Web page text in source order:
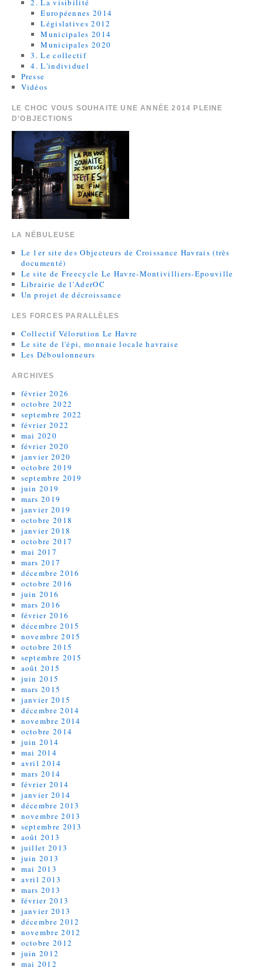
2. La visibilité
Européennes 2014
Législatives 2012
Municipales 2014
Municipales 2020
3. Le collectif
4. L'individuel
Presse
Vidéos
LE CHOC VOUS SOUHAITE UNE ANNÉE 2014 PLEINE
D’OBJECTIONS
LA NÉBULEUSE
Le 1er site des Objecteurs de Croissance Havrais (très
documenté)
Le site de Freecycle Le Havre-Montivilliers-Epouville
Librairie de l'AderOC
Un projet de décroissance
LES FORCES PARALLÈLES
Collectif Vélorution Le Havre
Le site de l'épi, monnaie locale havraise
Les Déboulonneurs
ARCHIVES
février 2026
octobre 2022
septembre 2022
février 2022
mai 2020
février 2020
janvier 2020
octobre 2019
septembre 2019
juin 2019
mars 2019
janvier 2019
octobre 2018
janvier 2018
octobre 2017
mai 2017
mars 2017
décembre 2016
octobre 2016
juin 2016
mars 2016
février 2016
décembre 2015
novembre 2015
octobre 2015
septembre 2015
août 2015
juin 2015
mars 2015
janvier 2015
décembre 2014
novembre 2014
octobre 2014
juin 2014
mai 2014
avril 2014
mars 2014
février 2014
janvier 2014
décembre 2013
novembre 2013
septembre 2013
août 2013
juillet 2013
juin 2013
mai 2013
avril 2013
mars 2013
février 2013
janvier 2013
décembre 2012
novembre 2012
octobre 2012
juin 2012
mai 2012